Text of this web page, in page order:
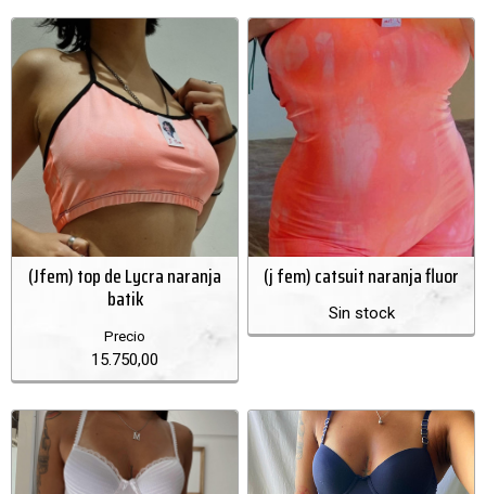
(Jfem) top de Lycra naranja
batik
Precio
15.750,00
(j fem) catsuit naranja fluor
Sin stock